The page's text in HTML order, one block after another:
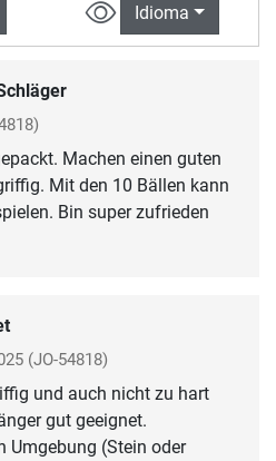
Idioma
Machen einen guten
Mit den 10 Bällen kann
Bin super zufrieden
(JO-54818)
und auch nicht zu hart
gut geeignet.
Umgebung (Stein oder